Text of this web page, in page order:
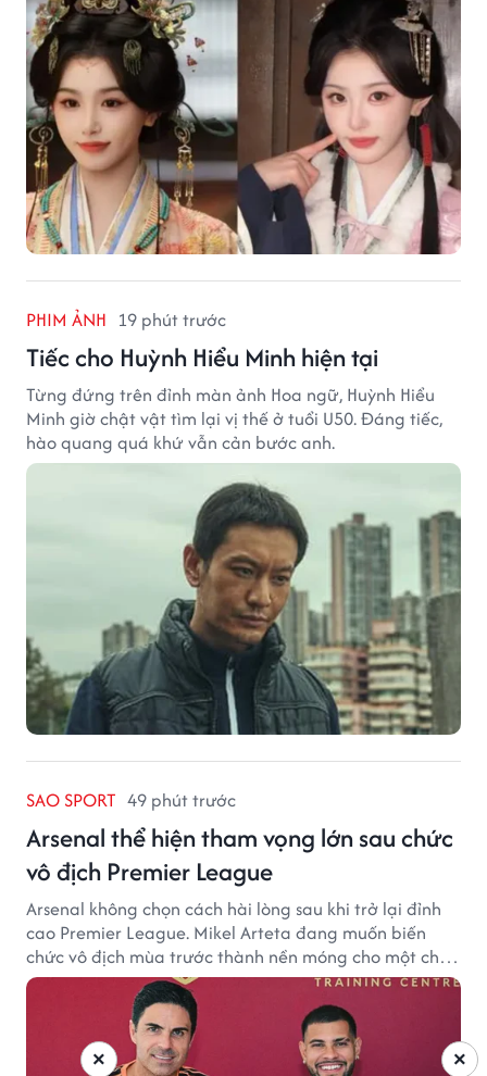
PHIM ẢNH 19 phút trước
Tiếc cho Huỳnh Hiểu Minh hiện tại
Từng đứng trên đỉnh màn ảnh Hoa ngữ, Huỳnh Hiểu
Minh giờ chật vật tìm lại vị thế ở tuổi U50. Đáng tiếc,
hào quang quá khứ vẫn cản bước anh.
SAO SPORT 49 phút trước
Arsenal thể hiện tham vọng lớn sau chức
vô địch Premier League
Arsenal không chọn cách hài lòng sau khi trở lại đỉnh
cao Premier League. Mikel Arteta đang muốn biến
chức vô địch mùa trước thành nền móng cho một chu
kỳ thành công mới.
×
×